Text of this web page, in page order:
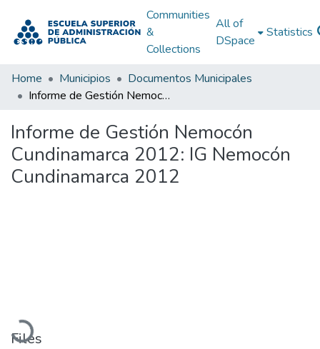
Communities
&
Collections
All of
DSpace
Statistics
Home Municipios
Documentos Municipales
Informe de Gestión Nemocón Cundinamarca 2012: IG Nemocón Cundinamarca 2012
Informe de Gestión Nemocón
Cundinamarca 2012: IG Nemocón
Cundinamarca 2012
Loading...
Files